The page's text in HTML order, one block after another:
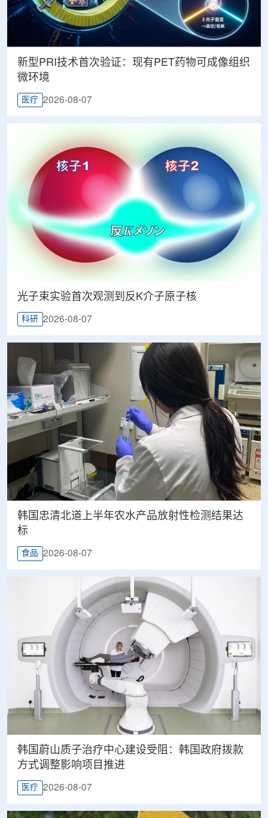
新型PRI技术首次验证：现有PET药物可成像组织
微环境
医疗 2026-08-07
光子束实验首次观测到反K介子原子核
科研 2026-08-07
韩国忠清北道上半年农水产品放射性检测结果达
标
食品 2026-08-07
韩国蔚山质子治疗中心建设受阻：韩国政府拨款
方式调整影响项目推进
医疗 2026-08-07